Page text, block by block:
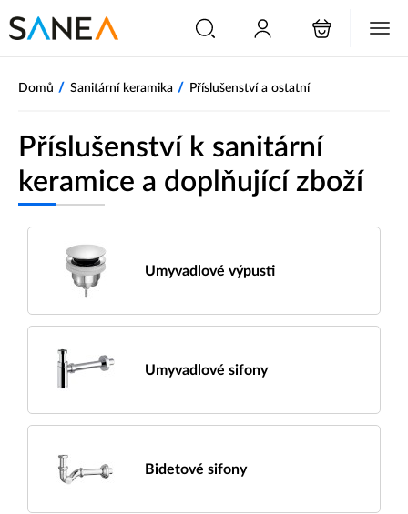
Domů / Sanitární keramika / Příslušenství a ostatní
Příslušenství k sanitární
keramice a doplňující zboží
Umyvadlové výpusti
Umyvadlové sifony
Bidetové sifony